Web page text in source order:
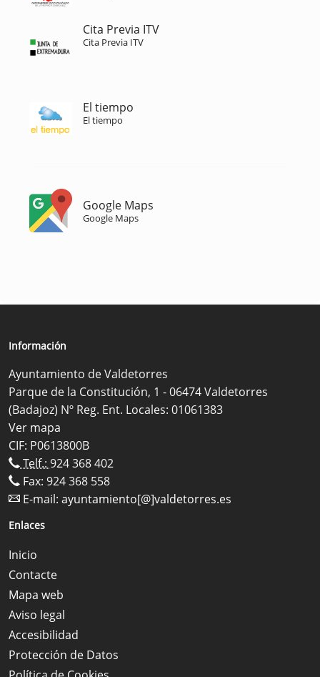
Cita Previa ITV
Cita Previa ITV
El tiempo
El tiempo
Google Maps
Google Maps
Información
Ayuntamiento de Valdetorres
Parque de la Constitución, 1 - 06474 Valdetorres
(Badajoz) Nº Reg. Ent. Locales: 01061383
Ver mapa
CIF: P0613800B
Telf.: 924 368 402
Fax: 924 368 558
E-mail: ayuntamiento[@]valdetorres.es
Enlaces
Inicio
Contacte
Mapa web
Aviso legal
Accesibilidad
Protección de Datos